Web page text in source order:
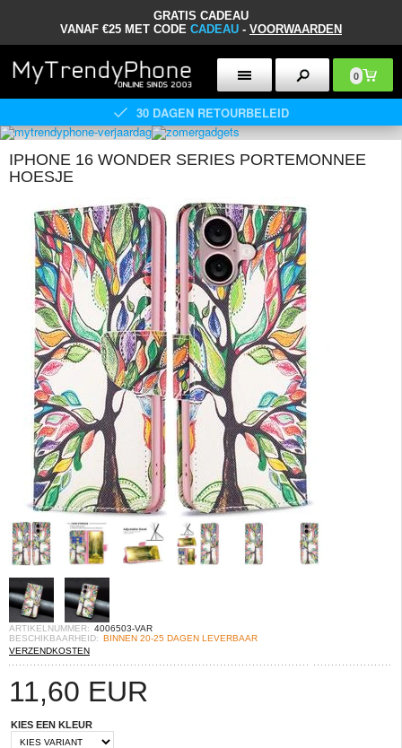
GRATIS CADEAU
VANAF €25 MET CODE CADEAU - VOORWAARDEN
0
30 DAGEN RETOURBELEID
IPHONE 16 WONDER SERIES PORTEMONNEE
HOESJE
ARTIKELNUMMER: 4006503-VAR
BESCHIKBAARHEID: BINNEN 20-25 DAGEN LEVERBAAR
VERZENDKOSTEN
11,60 EUR
KIES EEN KLEUR